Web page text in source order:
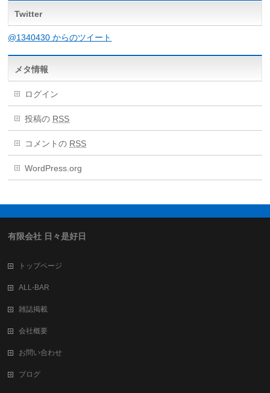
Twitter
@1340430 からのツイート
メタ情報
ログイン
投稿の RSS
コメントの RSS
WordPress.org
有限会社 日々是好日
トップページ
ALL-BAR
雑誌掲載
会社概要
お問い合わせ
ブログ